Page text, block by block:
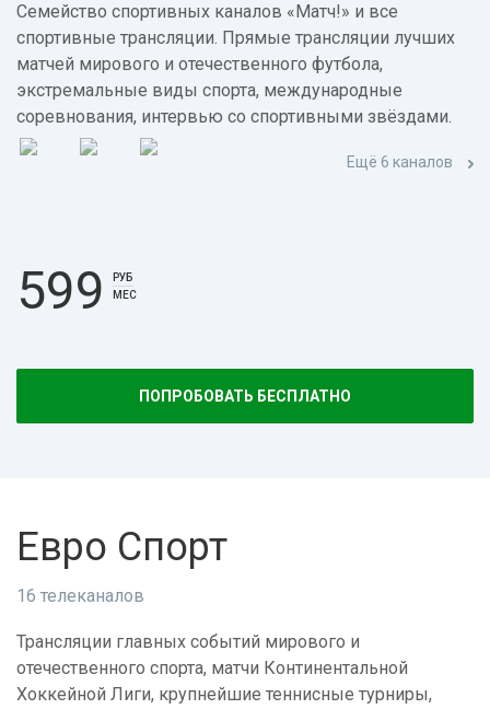
Семейство спортивных каналов «Матч!» и все
спортивные трансляции. Прямые трансляции лучших
матчей мирового и отечественного футбола,
экстремальные виды спорта, международные
соревнования, интервью со спортивными звёздами.
Ещё 6 каналов
599
РУБ
МЕС
ПОПРОБОВАТЬ БЕСПЛАТНО
Евро Спорт
16 телеканалов
Трансляции главных событий мирового и
отечественного спорта, матчи Континентальной
Хоккейной Лиги, крупнейшие теннисные турниры,